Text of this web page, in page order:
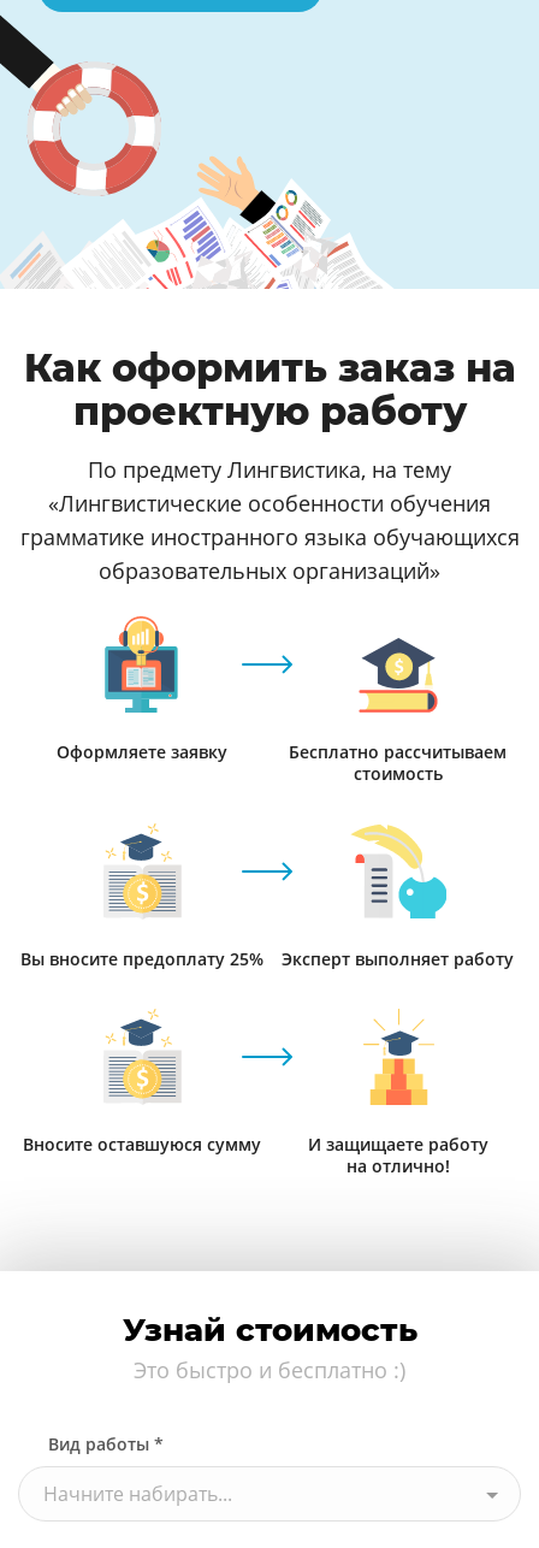
Как оформить заказ на
проектную работу
По предмету Лингвистика, на тему
«Лингвистические особенности обучения
грамматике иностранного языка обучающихся
образовательных организаций»
Оформляете заявку
Бесплатно рассчитываем
стоимость
Вы вносите предоплату 25% Эксперт выполняет работу
Вносите оставшуюся сумму
И защищаете работу
на отлично!
Узнай стоимость
Это быстро и бесплатно :)
Вид работы *
Начните набирать...